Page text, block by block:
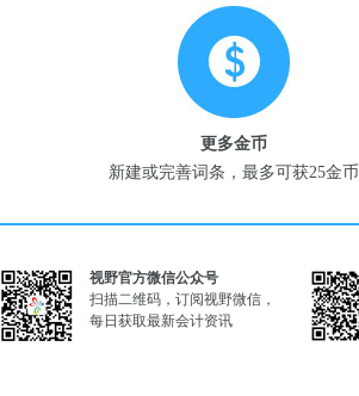
更多金币
新建或完善词条，最多可获25金币
视野官方微信公众号
扫描二维码，订阅视野微信，
每日获取最新会计资讯